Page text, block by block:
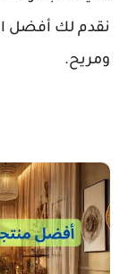
نقدم لك أفضل
ومريح.